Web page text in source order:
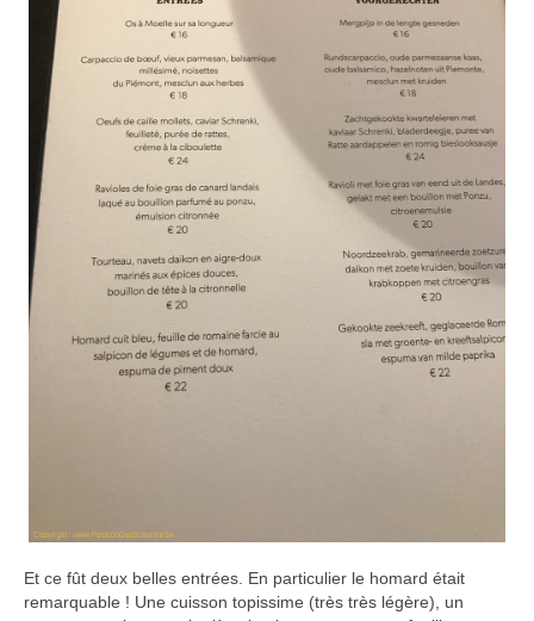
Et ce fût deux belles entrées. En particulier le homard était
remarquable ! Une cuisson topissime (très très légère), un